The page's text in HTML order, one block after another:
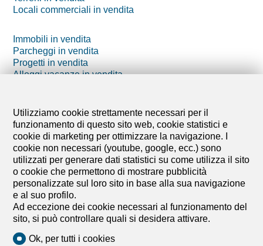
Locali commerciali in vendita
Immobili in vendita
Parcheggi in vendita
Progetti in vendita
Alloggi vacanze in vendita
Annessi in vendita
Utilizziamo cookie strettamente necessari per il
funzionamento di questo sito web, cookie statistici e
cookie di marketing per ottimizzare la navigazione. I
cookie non necessari (youtube, google, ecc.) sono
utilizzati per generare dati statistici su come utilizza il sito
o cookie che permettono di mostrare pubblicità
personalizzate sul loro sito in base alla sua navigazione
e al suo profilo.
Ad eccezione dei cookie necessari al funzionamento del
sito, si può controllare quali si desidera attivare.
Ok, per tutti i cookies